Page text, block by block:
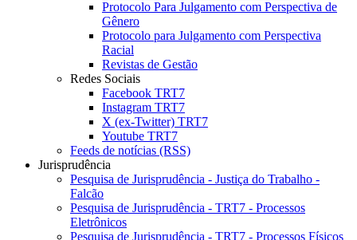
Protocolo Para Julgamento com Perspectiva de
Gênero
Protocolo para Julgamento com Perspectiva
Racial
Revistas de Gestão
Redes Sociais
Facebook TRT7
Instagram TRT7
X (ex-Twitter) TRT7
Youtube TRT7
Feeds de notícias (RSS)
Jurisprudência
Pesquisa de Jurisprudência - Justiça do Trabalho -
Falcão
Pesquisa de Jurisprudência - TRT7 - Processos
Eletrônicos
Pesquisa de Jurisprudência - TRT7 - Processos Físicos